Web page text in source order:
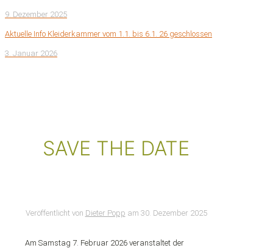
9. Dezember 2025
Aktuelle Info Kleiderkammer vom 1.1. bis 6.1. 26 geschlossen
3. Januar 2026
SAVE THE DATE
Veröffentlicht von Dieter Popp am 30. Dezember 2025
Am Samstag 7. Februar 2026 veranstaltet der